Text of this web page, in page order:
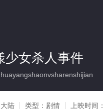
少女杀人事件
大陆 类型： 剧情 上映时间：